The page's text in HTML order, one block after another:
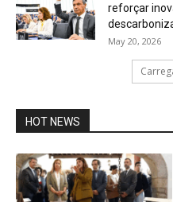
reforçar
May 20, 2026
HOT NEWS